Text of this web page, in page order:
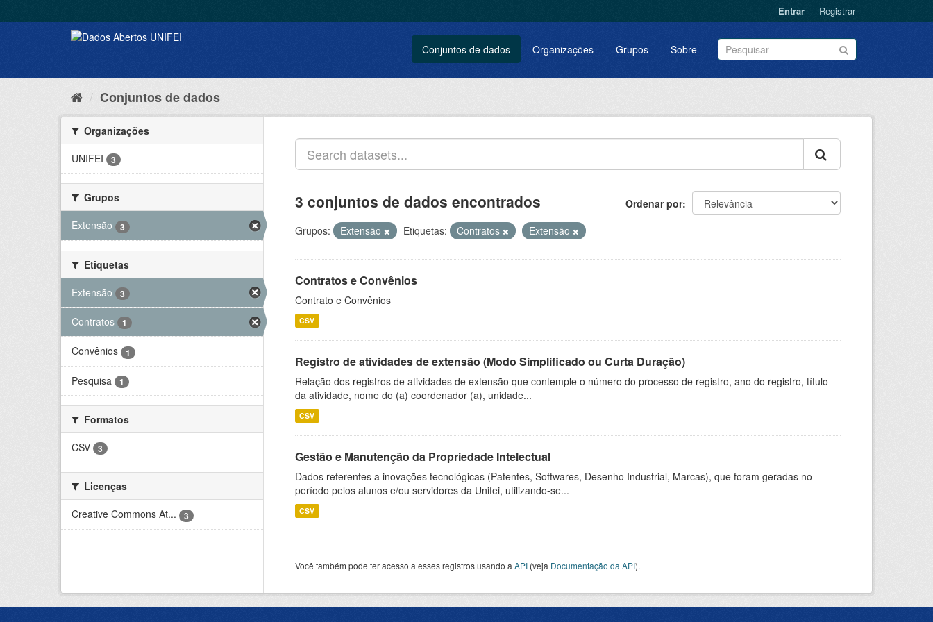
Entrar Registrar
Conjuntos de dados Organizações Grupos Sobre
Conjuntos de dados
Organizações
UNIFEI
3
Grupos
Extensão
3
Etiquetas
Extensão
3
Contratos 1
Convênios 1
Pesquisa 1
Formatos
CSV
3
Licenças
Creative Commons At...
3
Ordenar por
3 conjuntos de dados encontrados
Grupos: Extensão Etiquetas: Contratos Extensão
Contratos e Convênios
Contrato e Convênios
CSV
Registro de atividades de extensão (Modo Simplificado ou Curta Duração)
Relação dos registros de atividades de extensão que contemple o número do processo de registro, ano do registro, título
da atividade, nome do (a) coordenador (a), unidade...
CSV
Gestão e Manutenção da Propriedade Intelectual
Dados referentes a inovações tecnológicas (Patentes, Softwares, Desenho Industrial, Marcas), que foram geradas no
período pelos alunos e/ou servidores da Unifei, utilizando-se...
CSV
Você também pode ter acesso a esses registros usando a API (veja Documentação da API).